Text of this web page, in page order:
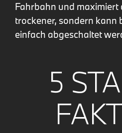
Fahrbahn und maximiert
trockener, sondern kann
einfach abgeschaltet
5